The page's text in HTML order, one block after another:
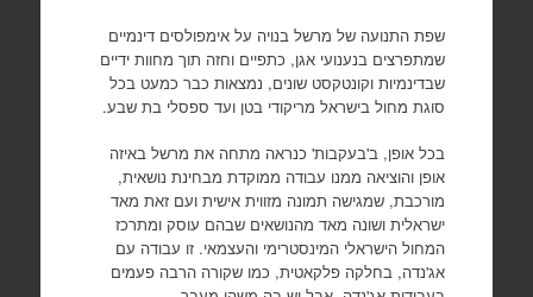
שפת התנועה של מרשל בנויה על אימפולסים דינמיים
שמתפרצים בנענועי אגן, כתפיים וחזה תוך מחוות ידיים
שבדינמיות וקונטקסט שונים, נמצאות כבר כמעט בכל
סוגת מחול בישראל מריקודי בטן ועד ספסלי בת שבע.
בכל אופן, ב'בעקבות' כנראה מתחה את מרשל באיזה
אופן והוציאה ממנו עבודה ממוקדת מבחינת נושאית,
מורכבת, שמגישה תמונה מזווית אישית ועם זאת מאד
ישראלית ושונה מאד מהנושאים שבהם עוסק ומתרכז
המחול הישראלי המינסטרימי והעצמאי. זו עבודה עם
אג'נדה, בחלקה פלקאטית, כמו שקורה הרבה פעמים